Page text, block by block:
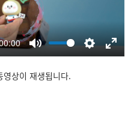
영상이 재생됩니다.